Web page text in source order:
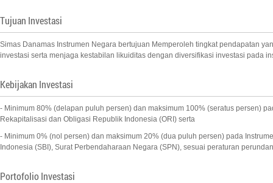
Tujuan Investasi
Simas Danamas Instrumen Negara bertujuan Memperoleh tingkat pendapatan
investasi serta menjaga kestabilan likuiditas dengan diversifikasi investasi pada
Kebijakan Investasi
- Minimum 80% (delapan puluh persen) dan maksimum 100% (seratus persen)
Rekapitalisasi dan Obligasi Republik Indonesia (ORI) serta
- Minimum 0% (nol persen) dan maksimum 20% (dua puluh persen) pada
Indonesia (SBI), Surat Perbendaharaan Negara (SPN), sesuai peraturan
Portofolio Investasi